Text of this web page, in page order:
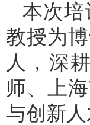
本次
教授为
人，深
师、上
与创新